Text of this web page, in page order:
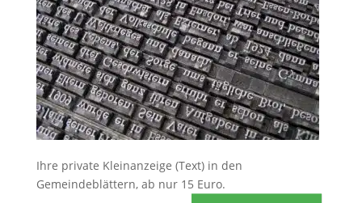
Ihre private Kleinanzeige (Text) in den
Gemeindeblättern, ab nur 15 Euro.